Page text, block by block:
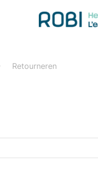
Retourneren